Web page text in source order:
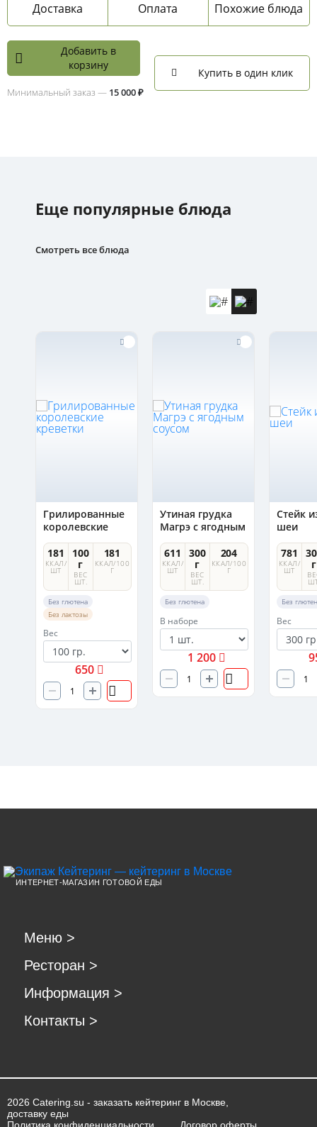
Доставка Оплата Похожие блюда
Добавить в
корзину
Минимальный заказ — 15 000 ₽
Купить в один клик
Еще популярные блюда
Смотреть все блюда
Грилированные
королевские
креветки
181
ККАЛ/
ШТ
100
г
ВЕС
ШТ.
181
ККАЛ/100
Г
Без глютена
Без лактозы
Вес
650
Утиная грудка
Магрэ с ягодным
соусом
611
ККАЛ/
ШТ
300
г
ВЕС
ШТ.
204
ККАЛ/100
Г
Без глютена
В наборе
1 200
Стейк
шеи
781
ККАЛ/
ШТ
г
Без
Вес
ИНТЕРНЕТ-МАГАЗИН ГОТОВОЙ ЕДЫ
Меню >
Ресторан >
Информация >
Контакты >
2026 Catering.su - заказать кейтеринг в Москве,
доставку еды